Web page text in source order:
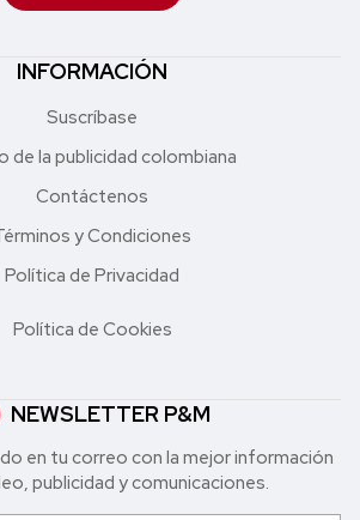
INFORMACIÓN
Suscríbase
de la publicidad colombiana
Contáctenos
y Condiciones
Política de Privacidad
Política de Cookies
NEWSLETTER P&M
en tu correo con la mejor in formación
publicidad y comunicaciones.